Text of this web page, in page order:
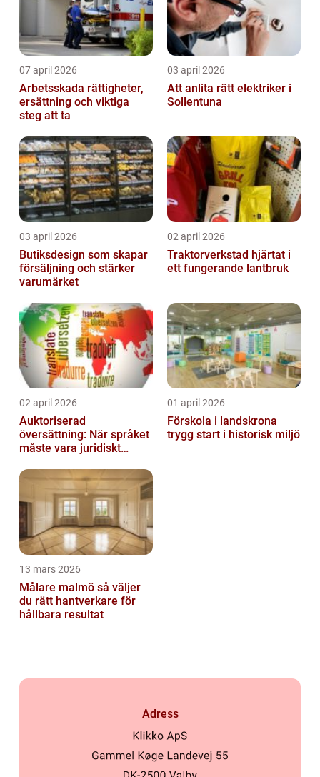
07 april 2026
Arbetsskada rättigheter,
ersättning och viktiga
steg att ta
03 april 2026
Att anlita rätt elektriker i
Sollentuna
03 april 2026
Butiksdesign som skapar
försäljning och stärker
varumärket
02 april 2026
Traktorverkstad hjärtat i
ett fungerande lantbruk
02 april 2026
Auktoriserad
översättning: När språket
måste vara juridiskt
01 april 2026
Förskola i landskrona
trygg start i historisk miljö
13 mars 2026
Målare malmö så väljer
du rätt hantverkare för
hållbara resultat
Adress